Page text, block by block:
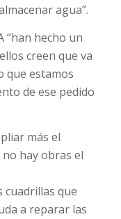
agua”.
“han hecho un
creen que va
que estamos
de ese pedido
más el
hay obras el
cuadrillas que
a reparar las